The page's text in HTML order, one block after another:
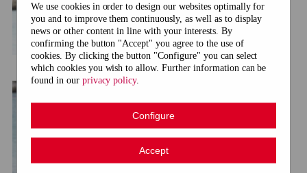
We use cookies in order to design our websites optimally for
you and to improve them continuously, as well as to display
news or other content in line with your interests. By
confirming the button "Accept" you agree to the use of
cookies. By clicking the button "Configure" you can select
which cookies you wish to allow. Further information can be
found in our privacy policy.
Configure
Accept